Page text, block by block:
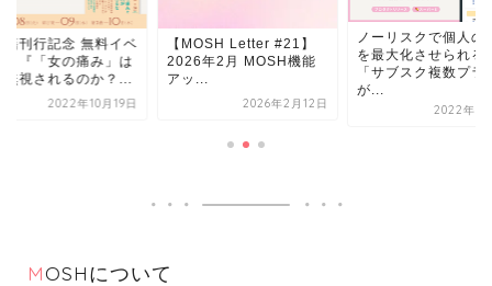
【MOSH Letter #21】
2026年2月 MOSH機能
アッ...
2026年2月12日
ノーリスクで個人の収益
を最大化させられる！
「サブスク複数プラン」
2022年3月15日
【書籍刊
ント】『
なぜ無視
MOSHについて